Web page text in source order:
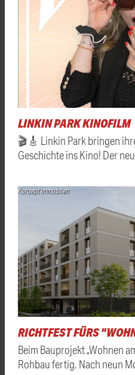
LINKIN PARK KINOFILM
🎬🎸 Linkin Park bringen
Geschichte ins Kino! Der
Konzept Immobilien
RICHTFEST FÜRS
Beim Bauprojekt „Wohnen
Rohbau fertig. Nach neun